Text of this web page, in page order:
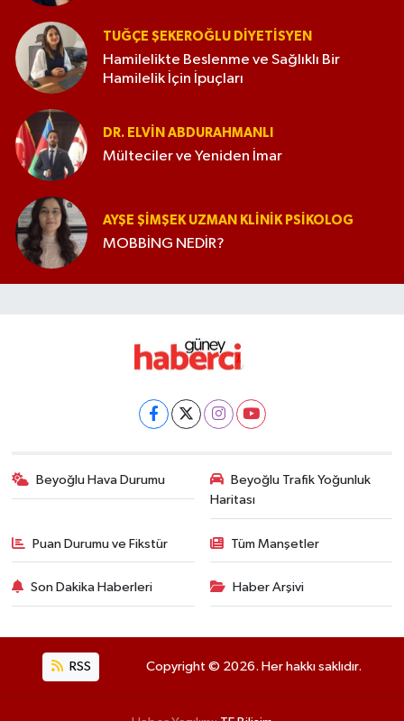
TUĞÇE ŞEKEROĞLU DIYETISYEN
Hamilelikte Beslenme ve Sağlıklı Bir
Hamilelik İçin İpuçları
DR. ELVIN ABDURAHMANLI
Mülteciler ve Yeniden İmar
AYŞE ŞIMŞEK UZMAN KLINIK PSIKOLOG
MOBBİNG NEDİR?
Beyoğlu Hava Durumu
Beyoğlu Trafik Yoğunluk
Haritası
Puan Durumu ve Fikstür Tüm Manşetler
Son Dakika Haberleri Haber Arşivi
RSS Copyright © 2026. Her hakkı saklıdır.